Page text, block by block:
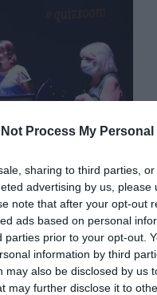
Not Process My
sharing to third parties,
advertising by us,
note that after your opt-out
ads based on personal
parties prior to your opt-out.
information by third
may also be disclosed by us
may further disclose it to